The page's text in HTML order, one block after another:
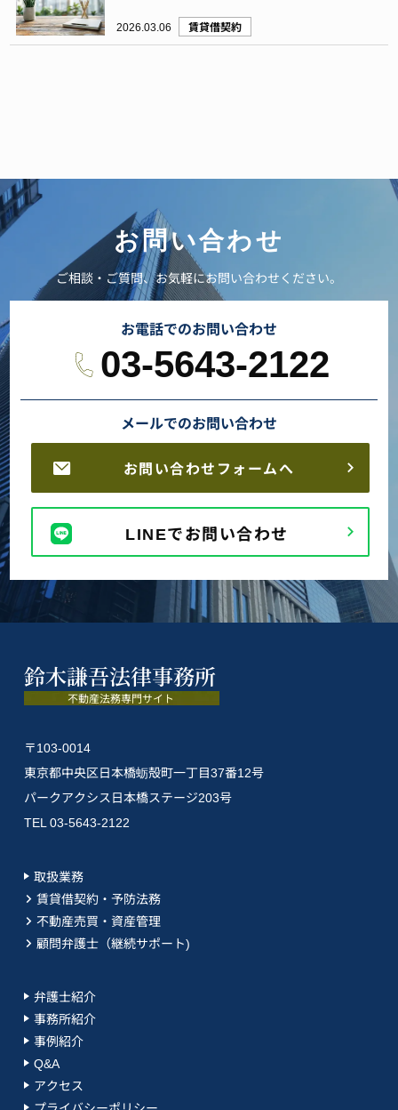
2026.03.06 賃貸借契約
お問い合わせ
ご相談・ご質問、お気軽にお問い合わせください。
お電話でのお問い合わせ
03-5643-2122
メールでのお問い合わせ
お問い合わせフォームへ
LINEでお問い合わせ
〒103-0014
東京都中央区日本橋蛎殻町一丁目37番12号
パークアクシス日本橋ステージ203号
TEL 03-5643-2122
取扱業務
賃貸借契約・予防法務
不動産売買・資産管理
顧問弁護士（継続サポート)
弁護士紹介
事務所紹介
事例紹介
Q&A
アクセス